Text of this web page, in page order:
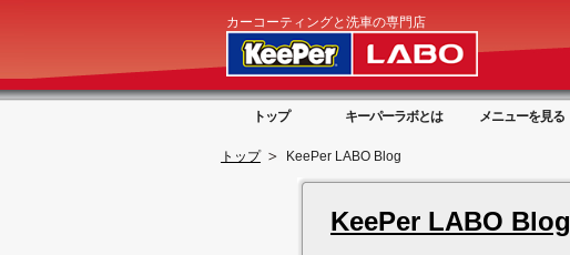
カーコーティングと洗車の専門店
トップ キーパーラボとは メニューを見る
トップ KeePer LABO Blog
KeePer LABO Blog